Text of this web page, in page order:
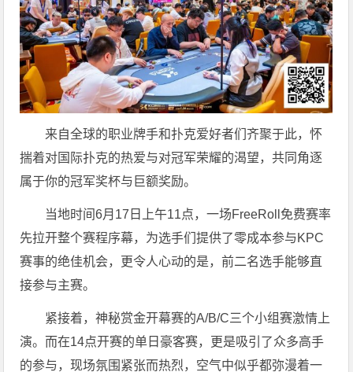
来自全球的职业牌手和扑克爱好者们齐聚于此，怀
揣着对国际扑克的热爱与对冠军荣耀的渴望，共同角逐
属于你的冠军奖杯与巨额奖励。
当地时间6月17日上午11点，一场FreeRoll免费赛率
先拉开整个赛程序幕，为选手们提供了零成本参与KPC
赛事的绝佳机会，更令人心动的是，前二名选手能够直
接参与主赛。
紧接着，神秘赏金开幕赛的A/B/C三个小组赛激情上
演。而在14点开赛的单日豪客赛，更是吸引了众多高手
的参与，现场氛围紧张而热烈，空气中似乎都弥漫着一